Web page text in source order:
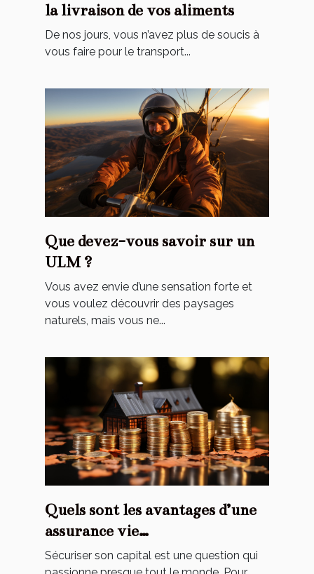
‌la‌ ‌livraison‌ ‌de‌ ‌vos‌ ‌aliments‌ ‌
De‌ ‌nos‌ ‌jours,‌ ‌vous‌ ‌n’avez‌ ‌plus‌ ‌de‌ ‌soucis‌ ‌à‌
‌vous‌ ‌faire‌ ‌pour‌ ‌le‌ ‌transport‌...
Que devez-vous savoir sur un
ULM ?
Vous avez envie d’une sensation forte et
vous voulez découvrir des paysages
naturels, mais vous ne...
Quels sont les avantages d’une
assurance vie
luxembourgeoise ?
Sécuriser son capital est une question qui